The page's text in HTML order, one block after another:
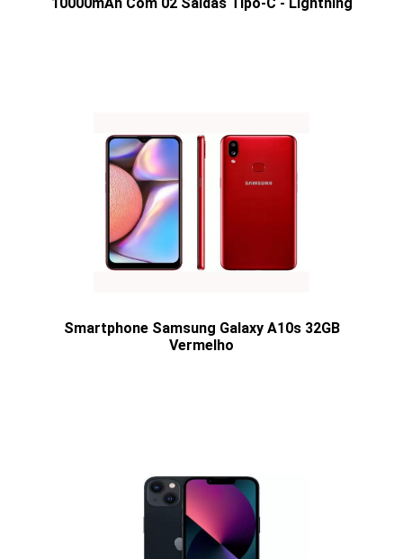
Smartphone Samsung Galaxy A10s 32GB
Vermelho